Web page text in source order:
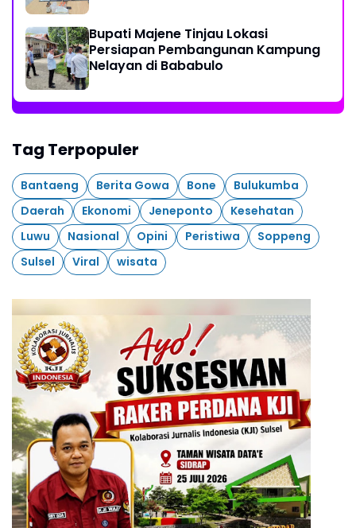
Bupati Majene Tinjau Lokasi
Persiapan Pembangunan Kampung
Nelayan di Bababulo
Tag Terpopuler
Bantaeng Berita Gowa Bone
Bulukumba
Daerah
Ekonomi Jeneponto
Kesehatan
Luwu
Nasional Opini Peristiwa
Soppeng
Sulsel
Viral wisata